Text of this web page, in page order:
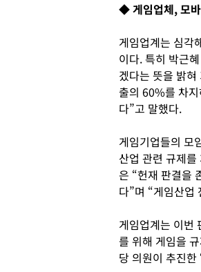
◆ 게임업체, 모
게임업계는 심각
이다. 특히 박근
겠다는 뜻을 밝
출의 60%를 차
다”고 말했다.
게임기업들의 모
산업 관련 규제
은 “헌재 판결을
다”며 “게임산업
게임업계는 이번
를 위해 게임을
당 의원이 추진한